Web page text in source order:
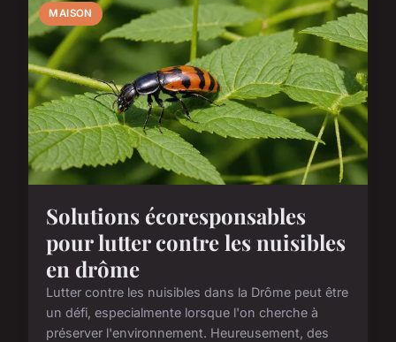
MAISON
Solutions écoresponsables
pour lutter contre les nuisibles
en drôme
Lutter contre les nuisibles dans la Drôme peut être
un défi, especialmente lorsque l'on cherche à
préserver l'environnement. Heureusement, des